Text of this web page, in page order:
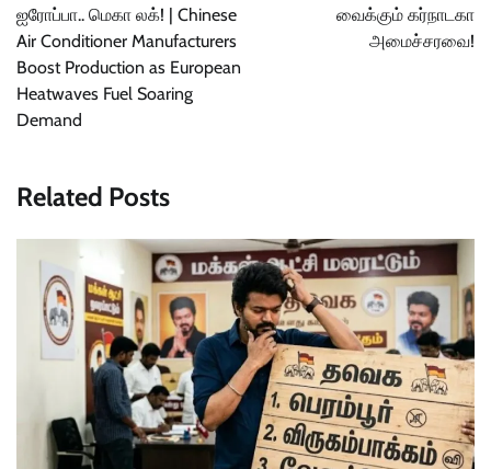
ஐரோப்பா.. மெகா லக்! | Chinese
Air Conditioner Manufacturers
Boost Production as European
Heatwaves Fuel Soaring
Demand
வைக்கும் கர்நாடகா
அமைச்சரவை!
Related Posts